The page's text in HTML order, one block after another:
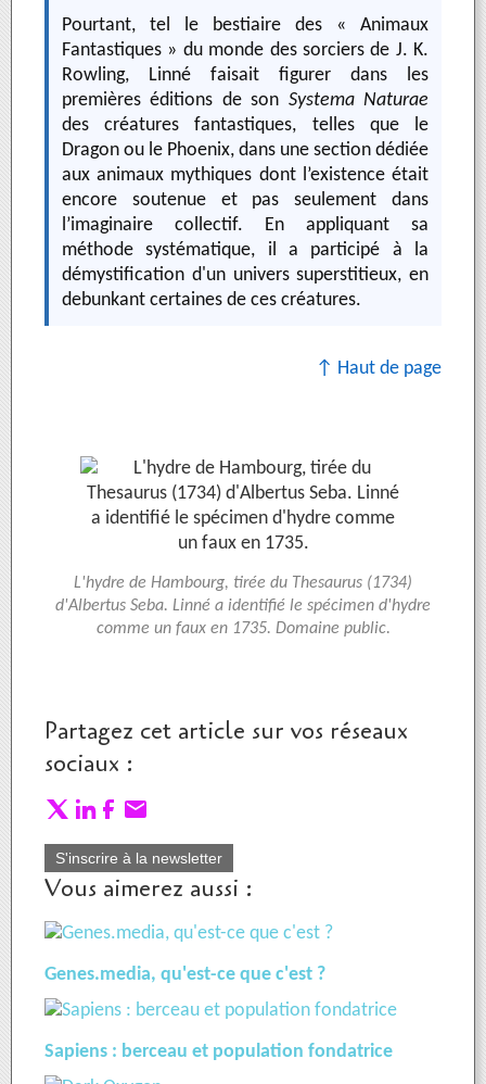
Pourtant, tel le bestiaire des « Animaux
Fantastiques » du monde des sorciers de J. K.
Rowling, Linné faisait figurer dans les
premières éditions de son Systema Naturae
des créatures fantastiques, telles que le
Dragon ou le Phoenix, dans une section dédiée
aux animaux mythiques dont l’existence était
encore soutenue et pas seulement dans
l’imaginaire collectif. En appliquant sa
méthode systématique, il a participé à la
démystification d'un univers superstitieux, en
debunkant certaines de ces créatures.
↑ Haut de page
L'hydre de Hambourg, tirée du Thesaurus (1734)
d'Albertus Seba. Linné a identifié le spécimen d'hydre
comme un faux en 1735. Domaine public.
Partagez cet article sur vos réseaux
sociaux :
S'inscrire à la newsletter
Vous aimerez aussi :
Genes.media, qu'est-ce que c'est ?
Sapiens : berceau et population fondatrice